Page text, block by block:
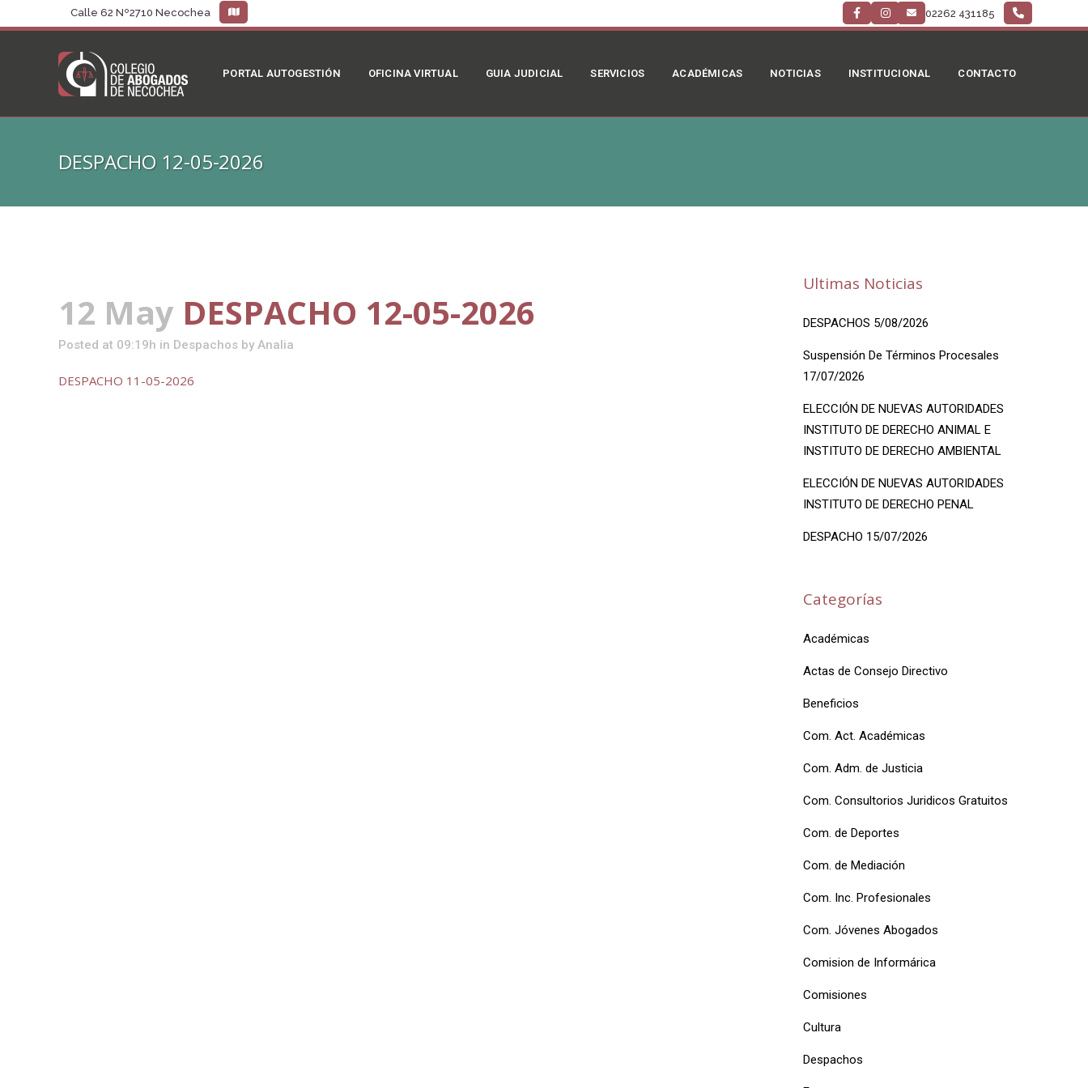
Calle 62 Nº2710 Necochea 02262 431185
PORTAL AUTOGESTIÓN OFICINA VIRTUAL GUIA JUDICIAL SERVICIOS ACADÉMICAS NOTICIAS INSTITUCIONAL CONTACTO
DESPACHO 12-05-2026
12 May DESPACHO 12-05-2026
Posted at 09:19h in Despachos by Analia
DESPACHO 11-05-2026
Ultimas Noticias
DESPACHOS 5/08/2026
Suspensión De Términos Procesales
17/07/2026
ELECCIÓN DE NUEVAS AUTORIDADES
INSTITUTO DE DERECHO ANIMAL E
INSTITUTO DE DERECHO AMBIENTAL
ELECCIÓN DE NUEVAS AUTORIDADES
INSTITUTO DE DERECHO PENAL
DESPACHO 15/07/2026
Categorías
Académicas
Actas de Consejo Directivo
Beneficios
Com. Act. Académicas
Com. Adm. de Justicia
Com. Consultorios Juridicos Gratuitos
Com. de Deportes
Com. de Mediación
Com. Inc. Profesionales
Com. Jóvenes Abogados
Comision de Informárica
Comisiones
Cultura
Despachos